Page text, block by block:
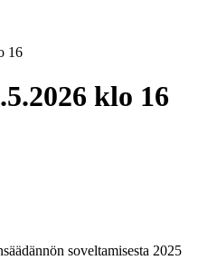
16
klo 16
soveltamisesta 2025